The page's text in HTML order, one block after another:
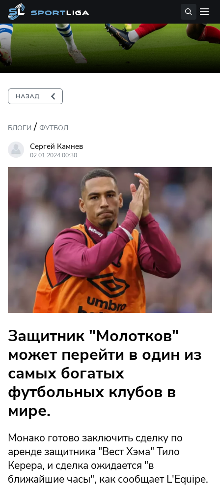
БЛОГИ / ФУТБОЛ
Сергей Камнев
02.01.2024 00:30
Защитник "Молотков"
может перейти в один из
самых богатых
футбольных клубов в
мире.
Монако готово заключить сделку по
аренде защитника "Вест Хэма" Тило
Керера, и сделка ожидается "в
ближайшие часы", как сообщает L'Equipe.